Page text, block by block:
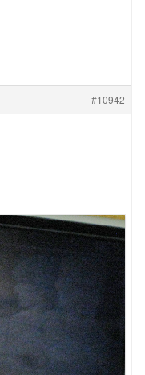
#10942